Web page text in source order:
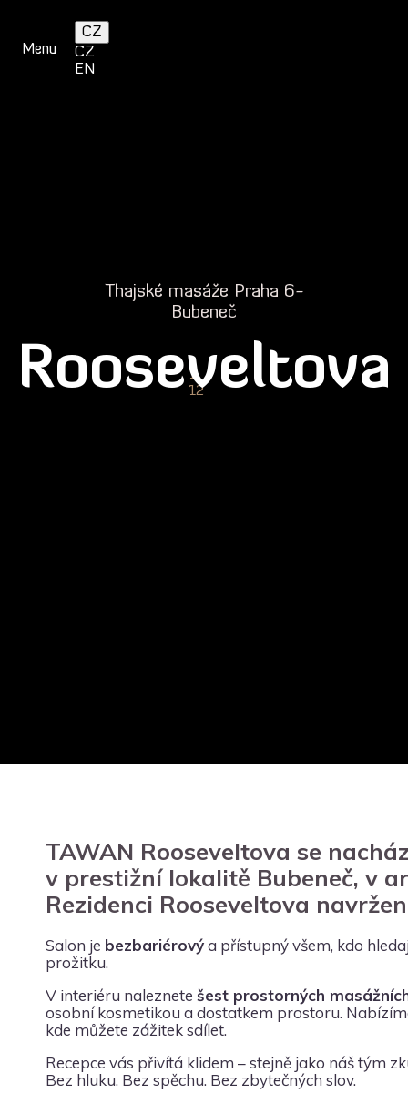
hlavnímu
Menu
CZ
CZ
EN
1
12
Thajské masáže Praha 6-
Bubeneč
Rooseveltova
TAWAN Rooseveltova se
v prestižní lokalitě Bubeneč, v
Rezidenci Rooseveltova
Salon je bezbariérovýa přístupný všem, kdo
prožitku.
V interiéru naleznete šest prostorných
osobní kosmetikou a dostatkem prostoru.
kde můžete zážitek sdílet.
Recepce vás přivítá klidem – stejně jako náš tým
Bez hluku. Bez spěchu. Bez zbytečných slov.